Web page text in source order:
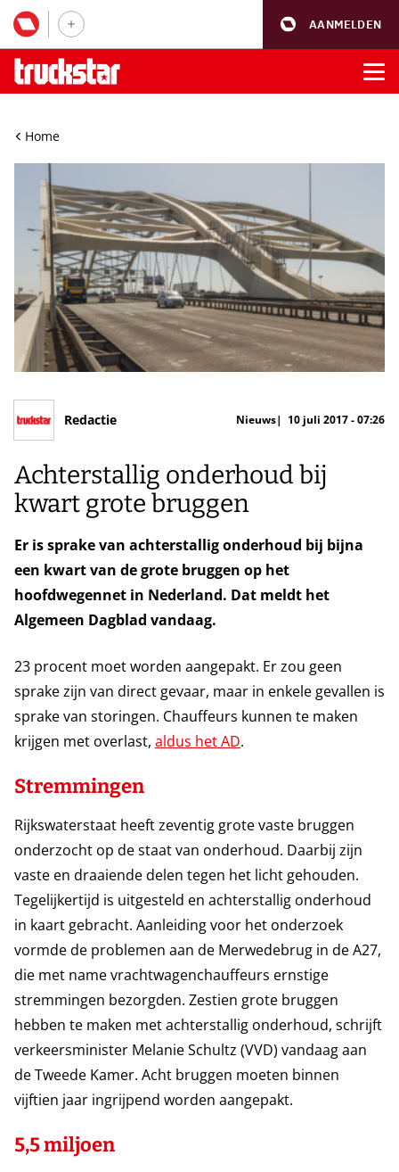
AANMELDEN
Home
Redactie Nieuws 10 juli 2017 - 07:26
Achterstallig onderhoud bij
kwart grote bruggen
Er is sprake van achterstallig onderhoud bij bijna
een kwart van de grote bruggen op het
hoofdwegennet in Nederland. Dat meldt het
Algemeen Dagblad vandaag.
23 procent moet worden aangepakt. Er zou geen
sprake zijn van direct gevaar, maar in enkele gevallen is
sprake van storingen. Chauffeurs kunnen te maken
krijgen met overlast, aldus het AD.
Stremmingen
Rijkswaterstaat heeft zeventig grote vaste bruggen
onderzocht op de staat van onderhoud. Daarbij zijn
vaste en draaiende delen tegen het licht gehouden.
Tegelijkertijd is uitgesteld en achterstallig onderhoud
in kaart gebracht. Aanleiding voor het onderzoek
vormde de problemen aan de Merwedebrug in de A27,
die met name vrachtwagenchauffeurs ernstige
stremmingen bezorgden. Zestien grote bruggen
hebben te maken met achterstallig onderhoud, schrijft
verkeersminister Melanie Schultz (VVD) vandaag aan
de Tweede Kamer. Acht bruggen moeten binnen
vijftien jaar ingrijpend worden aangepakt.
5,5 miljoen